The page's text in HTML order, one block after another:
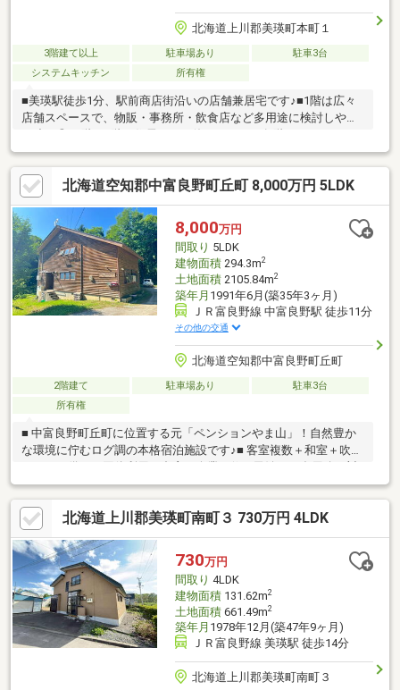
北海道上川郡美瑛町本町１
3階建て以上 駐車場あり
駐車3台
システムキッチン
所有権
■美瑛駅徒歩1分、駅前商店街沿いの店舗兼居宅です♪■1階は広々
店舗スペースで、物販・事務所・飲食店など多用途に検討しやす
浴室を備えたゆとりある間取り♪■4階部分には洋室と納戸もあ
り、趣味部屋や収納スペースとして活用できます♪■地下車庫・エ
レベーター付きで階移動やお車の保管にも便利です◎■白金温
泉・青い池方面のバス停が目の前、公共駐車場も徒歩2分圏内♪■
銀行・飲食店・公共施設も近く、事業用にも住まいにも魅力的な
立地です◎お気軽にお問い合わせください♪（TEL:011-790-8100）
北海道空知郡中富良野町丘町 8,000万円 5LDK
8,000万円
間取り 5LDK
建物面積294.3m2
土地面積2105.84m2
築年月 1991年6月(築35年3ヶ月)
ＪＲ富良野線 中富良野駅 徒歩11分
その他の交通
北海道空知郡中富良野町丘町
2階建て 駐車場あり
駐車3台
所有権
■ 中富良野町丘町に位置する元「ペンションやま山」！自然豊か
な環境に佇むログ調の本格宿泊施設です♪■ 客室複数＋和室＋吹抜
ホールを備え、団体利用・合宿・企業研修・民泊など多用途に対
応可能◎■ 業務用厨房・受付カウンター・複数洗面・浴室完備
で、すぐに事業再開を検討できる設備内容です！■ 敷地にもゆと
りがあり、駐車スペース確保やガーデン活用なども可能♪■ 富良野
観光エリアへのアクセスも良好で、宿泊需要を取り込める立地で
す◎お気軽にお問い合わせください♪（TEL:011-790-8100）
北海道上川郡美瑛町南町３ 730万円 4LDK
730万円
間取り 4LDK
建物面積131.62m2
土地面積661.49m2
築年月 1978年12月(築47年9ヶ月)
ＪＲ富良野線 美瑛駅 徒歩14分
北海道上川郡美瑛町南町３